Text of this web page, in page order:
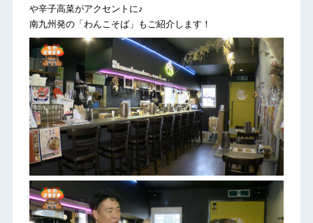
や辛子高菜がアクセントに♪
南九州発の「わんこそば」もご紹介します！